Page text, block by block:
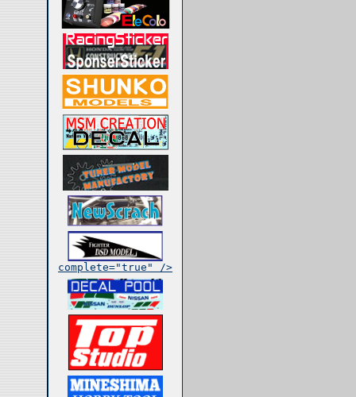
complete="true" />